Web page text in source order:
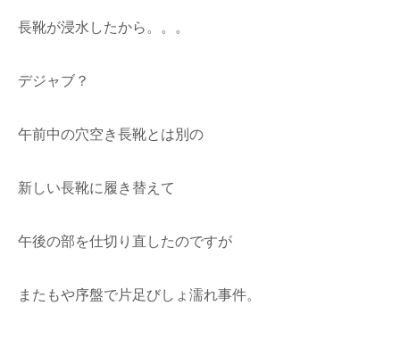
長靴が浸水したから。。。
デジャブ？
午前中の穴空き長靴とは別の
新しい長靴に履き替えて
午後の部を仕切り直したのですが
またもや序盤で片足びしょ濡れ事件。